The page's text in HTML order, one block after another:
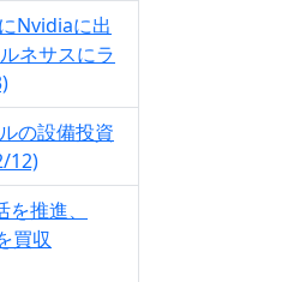
Nvidiaに出
ネサスにラ
の設備投資
12)
推進、
買収